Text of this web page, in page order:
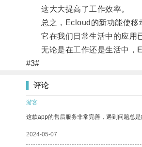
这大大提高了工作效率。
总之，Ecloud的新功能使移动
它在我们日常生活中的应用已
无论是在工作还是生活中，
#3#
评论
游客
这款app的售后服务非常完善，遇到问题总
2024-05-07